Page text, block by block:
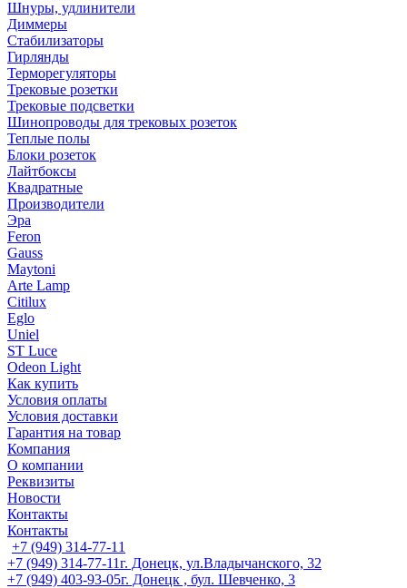
Шнуры, удлинители
Диммеры
Стабилизаторы
Гирлянды
Терморегуляторы
Трековые розетки
Трековые подсветки
Шинопроводы для трековых розеток
Теплые полы
Блоки розеток
Лайтбоксы
Квадратные
Производители
Эра
Feron
Gauss
Maytoni
Arte Lamp
Citilux
Eglo
Uniel
ST Luce
Odeon Light
Как купить
Условия оплаты
Условия доставки
Гарантия на товар
Компания
О компании
Реквизиты
Новости
Контакты
Контакты
+7 (949) 314-77-11
+7 (949) 314-77-11г. Донецк, ул.Владычанского, 32
+7 (949) 403-93-05г. Донецк , бул. Шевченко, 3